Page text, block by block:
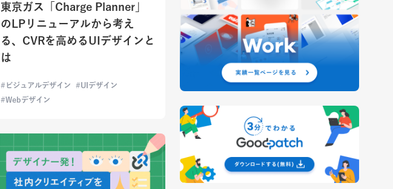
東京ガス「Charge Planner」
のLPリニューアルから考え
る、CVRを高めるUIデザインと
は
ビジュアルデザイン
UIデザイン
Webデザイン